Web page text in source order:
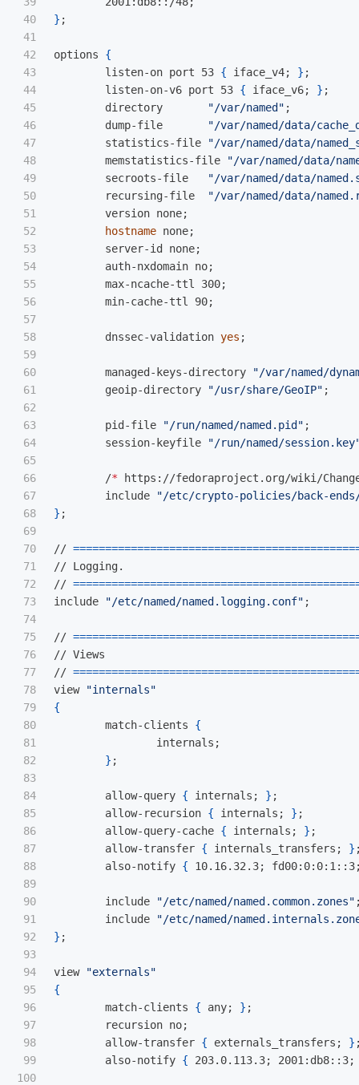
40
41
42
43
44
45
46
47
48
49
50
51
52
53
54
55
56
57
58
59
60
61
62
63
64
65
66
67
68
69
70
71
72
73
74
75
76
77
78
79
80
81
82
83
84
85
86
87
88
89
90
91
92
93
94
95
96
97
98
99
100
} ;
options {
	listen-on port 53
{ iface_v4; } ;
	listen-on-v6 port 53
{ iface_v6; } ;
"/var/named" ;
"/var/named/data/
	statistics-file
"/var/named/data/
	memstatistics-file
"/var/named/data/
"/var/named/data/
"/var/named/data/
        version none
;
hostname none;
	server-id none
;
	auth-nxdomain no
;
	max-ncache-ttl 300
;
	min-cache-ttl 90
;
	dnssec-validation
yes ;
	managed-keys-directory
"/var/named/
	geoip-directory
"/usr/share/GeoIP" ;
	pid-file
"/run/named/named.pid" ;
	session-keyfile
"/run/named/
	/
* https://fedoraproject.org/wiki/
	include
"/etc/crypto-policies/back-
} ;
//
// Logging.
//
include
"/etc/named/named.logging.conf" ;
//
// Views
//
view "internals"
{
        match-clients
{
                internals
;
} ;
        allow-query
{ internals ; } ;
        allow-recursion
{ internals ; } ;
        allow-query-cache
{ internals ; } ;
        allow-transfer
{ internals_transfers ; }
        also-notify
{ 10.16.32.3; fd00:0:0:1::3
        include
"/etc/named/named.common.zones"
        include
"/etc/named/
} ;
view "externals"
{
        match-clients
{ any; } ;
        recursion no
;
        allow-transfer
{ externals_transfers ; }
        also-notify
{ 203.0.113.3; 2001:db8::3;